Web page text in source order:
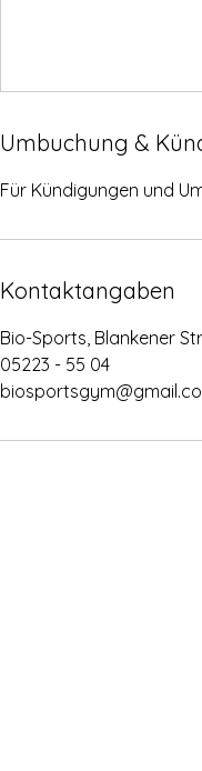
Umbuchung &
Für Kündigungen und
Kontaktangaben
Bio-Sports, Blankener
05223 - 55 04